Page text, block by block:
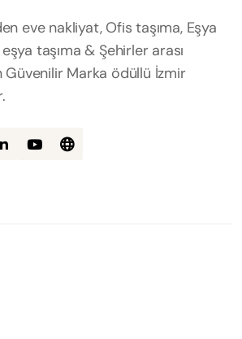
eve nakliyat, Ofis taşıma, Eşya
taşıma & Şehirler arası
Güvenilir Marka ödüllü İzmir